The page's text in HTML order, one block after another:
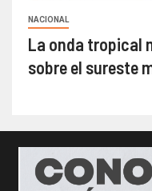
NACIONAL
La onda tropical
sobre el sureste